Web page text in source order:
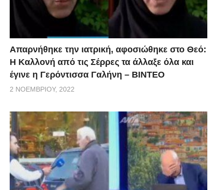
Απαρνήθηκε την ιατρική, αφοσιώθηκε στο Θεό:
Η Καλλονή από τις Σέρρες τα άλλαξε όλα και
έγινε η Γερόντισσα Γαλήνη – ΒΙΝΤΕΟ
2 ΝΟΕΜΒΡΊΟΥ, 2022